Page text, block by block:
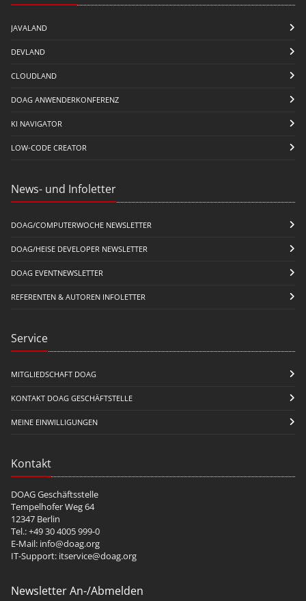
JAVALAND
DEVLAND
CLOUDLAND
DOAG ANWENDERKONFERENZ
KI NAVIGATOR
LOW-CODE CREATOR
News- und Infoletter
DOAG/COMPUTERWOCHE NEWSLETTER
DOAG/HEISE DEVELOPER NEWSLETTER
DOAG EVENTNEWSLETTER
REFERENTEN & AUTOREN INFOLETTER
Service
MITGLIEDSCHAFT DOAG
KONTAKT DOAG GESCHÄFTSTELLE
MEINE EINWILLIGUNGEN
Kontakt
DOAG Geschäftsstelle
Tempelhofer Weg 64
12347 Berlin
Tel.: +49 30 4005 999-0
E-Mail: info@doag.org
IT-Support: itservice@doag.org
Newsletter An-/Abmelden